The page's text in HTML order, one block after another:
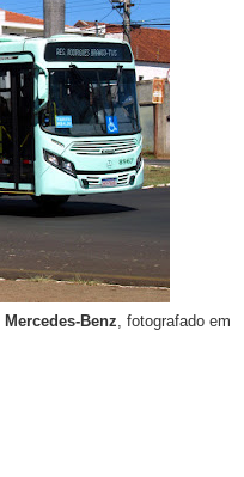
Mercedes-Benz, fotografado em